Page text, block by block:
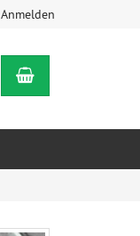
Anmelden
Warenkorb